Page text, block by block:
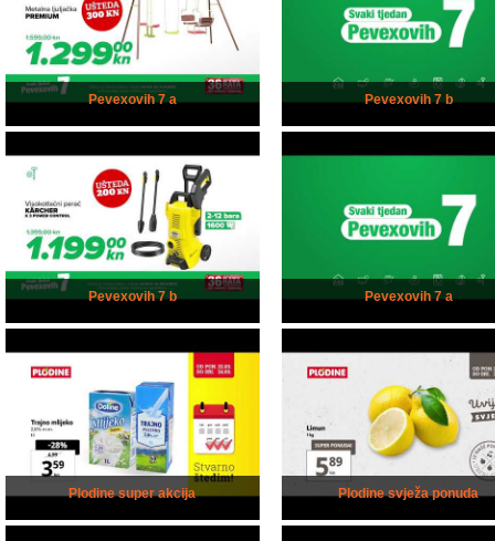
Pevexovih 7 a Pevexovih 7 b
Pevexovih 7 b Pevexovih 7 a
Plodine super akcija Plodine svježa ponuda